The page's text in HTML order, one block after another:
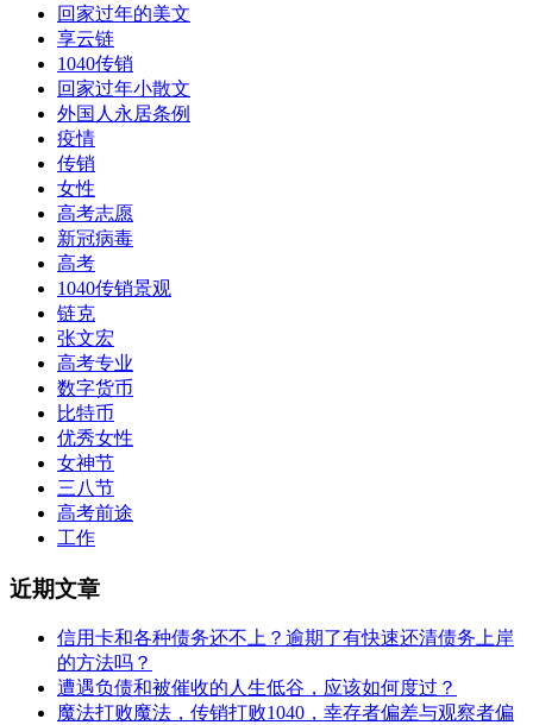
回家过年的美文
享云链
1040传销
回家过年小散文
外国人永居条例
疫情
传销
女性
高考志愿
新冠病毒
高考
1040传销景观
链克
张文宏
高考专业
数字货币
比特币
优秀女性
女神节
三八节
高考前途
工作
近期文章
信用卡和各种债务还不上？逾期了有快速还清债务上岸
的方法吗？
遭遇负债和被催收的人生低谷，应该如何度过？
魔法打败魔法，传销打败1040，幸存者偏差与观察者偏